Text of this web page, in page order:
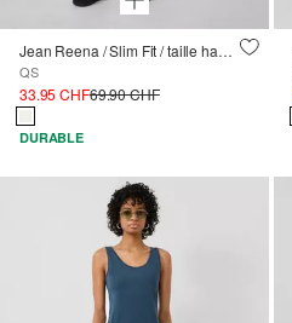
Jean Reena / Slim Fit / taille haute / Flared Leg
QS
33.95 CHF69.90 CHF
DURABLE